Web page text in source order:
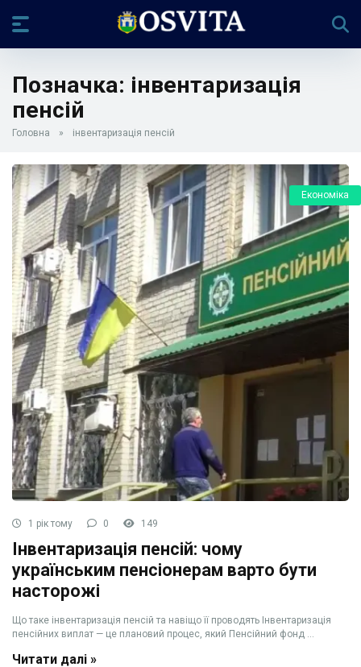
Позначка: інвентаризація
пенсій
Головна » інвентаризація пенсій
Економіка
1 рік тому 0 149
Інвентаризація пенсій: чому
українським пенсіонерам варто бути
насторожі
Що таке інвентаризація пенсій та навіщо її проводять Інвентаризація
пенсійних виплат — це плановий процес, який Пенсійний фонд ...
Читати далі »